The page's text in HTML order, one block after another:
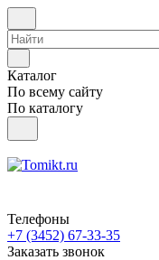
Каталог
По всему сайту
По каталогу
Телефоны
+7 (3452) 67-33-35
Заказать звонок